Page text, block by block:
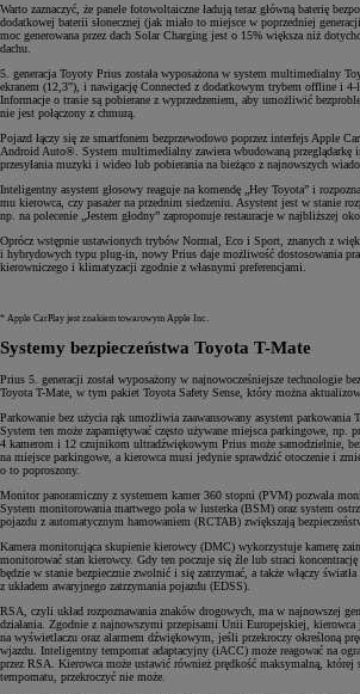
Warto zaznaczyć, że panele fotowoltaiczne ładują teraz główną baterię
dodatkowej baterii słonecznej (jak miało to miejsce w poprzedniej
moc generowana przez dach Solar Charging jest o 15% większa niż
dachu.
5. generacja Toyoty Prius została wyposażona w system multimedialny
ekranem (12,3"), i nawigację Connected z dodatkowym trybem offline i 4-
Informacje o trasie są pobierane z wyprzedzeniem, aby umożliwić
nie jest połączony z chmurą.
Pojazd łączy się ze smartfonem bezprzewodowo poprzez interfejs Apple
Android Auto®. System multimedialny zawiera wbudowaną przeglądarkę
przesyłania muzyki i wideo lub pobierania na bieżąco z najnowszych
Inteligentny asystent głosowy reaguje na komendę „Hey Toyota” i
mu kierowca, czy pasażer na przednim siedzeniu. Asystent jest w stanie
np. na polecenie „Jestem głodny” zaproponuje restauracje w najbliższej
Oprócz wstępnie ustawionych trybów Normal, Eco i Sport, znanych z
i hybrydowych typu plug-in, nowy Prius daje możliwość dostosowania
kierowniczego i klimatyzacji zgodnie z własnymi preferencjami.
* Apple CarPlay jest znakiem towarowym Apple Inc.
Systemy bezpieczeństwa Toyota T-Mate
Prius 5. generacji został wyposażony w najnowocześniejsze technologie
Toyota T-Mate, w tym pakiet Toyota Safety Sense, który można
Parkowanie bez użycia rąk umożliwia zaawansowany asystent parkowania
System ten może zapamiętywać często używane miejsca parkingowe, np.
4 kamerom i 12 czujnikom ultradźwiękowym Prius może samodzielnie,
na miejsce parkingowe, a kierowca musi jedynie sprawdzić otoczenie i
o to poproszony.
Monitor panoramiczny z systemem kamer 360 stopni (PVM) pozwala
System monitorowania martwego pola w lusterka (BSM) oraz system
pojazdu z automatycznym hamowaniem (RCTAB) zwiększają
Kamera monitorująca skupienie kierowcy (DMC) wykorzystuje kamerę
monitorować stan kierowcy. Gdy ten poczuje się źle lub straci
będzie w stanie bezpiecznie zwolnić i się zatrzymać, a także włączy
z układem awaryjnego zatrzymania pojazdu (EDSS).
RSA, czyli układ rozpoznawania znaków drogowych, ma w najnowszej
działania. Zgodnie z najnowszymi przepisami Unii Europejskiej,
na wyświetlaczu oraz alarmem dźwiękowym, jeśli przekroczy określoną
wjazdu. Inteligentny tempomat adaptacyjny (iACC) może reagować na
przez RSA. Kierowca może ustawić również prędkość maksymalną, której
tempomatu, przekroczyć nie może.